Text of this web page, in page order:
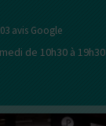
avis Google
de 10h30 à 19h30